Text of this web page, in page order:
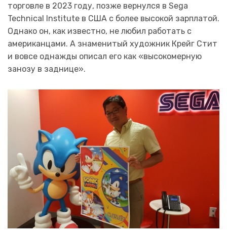
торговле в 2023 году, позже вернулся в Sega
Technical Institute в США с более высокой зарплатой.
Однако он, как известно, не любил работать с
американцами. А знаменитый художник Крейг Стит
и вовсе однажды описал его как «высокомерную
занозу в заднице».